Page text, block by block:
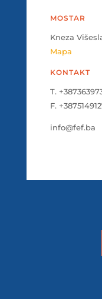
MOSTAR
Kneza
Mapa
KONTAKT
T.
F.
info@fef.ba